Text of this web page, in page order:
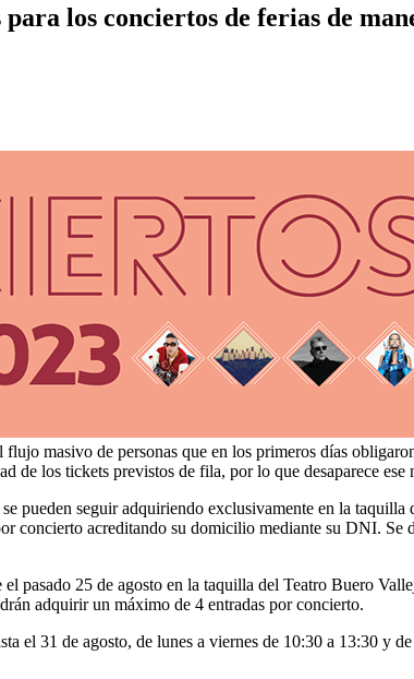
los conciertos de ferias de
masivo de personas que en los primeros días
de los tickets previstos de fila, por lo que desaparece
pueden seguir adquiriendo exclusivamente en la
concierto acreditando su domicilio mediante su DNI.
pasado 25 de agosto en la taquilla del Teatro Buero
adquirir un máximo de 4 entradas por concierto.
el 31 de agosto, de lunes a viernes de 10:30 a 13:30 y